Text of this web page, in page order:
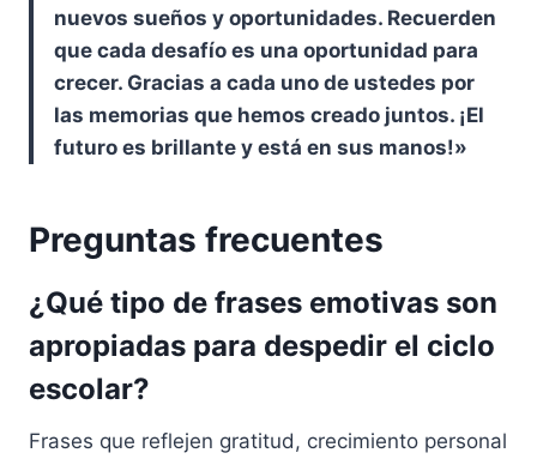
nuevos sueños y oportunidades. Recuerden
que cada desafío es una oportunidad para
crecer. Gracias a cada uno de ustedes por
las memorias que hemos creado juntos. ¡El
futuro es brillante y está en sus manos!»
Preguntas frecuentes
¿Qué tipo de frases emotivas son
apropiadas para despedir el ciclo
escolar?
Frases que reflejen gratitud, crecimiento personal